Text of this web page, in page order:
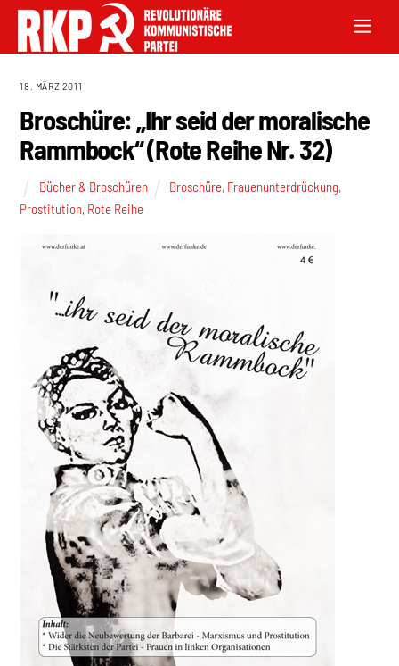
18. MÄRZ 2011
Broschüre: „Ihr seid der moralische
Rammbock“ (Rote Reihe Nr. 32)
Bücher & Broschüren Broschüre, Frauenunterdrückung,
Prostitution, Rote Reihe